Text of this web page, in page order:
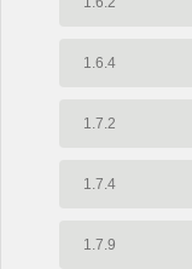
1.6.4
1.7.2
1.7.4
1.7.9